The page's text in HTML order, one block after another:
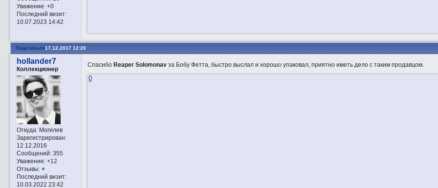
Уважение: +0
Последний визит:
10.07.2023 14:42
Поделиться17.12.2017 12:20
hollander7
Коллекционер
Откуда:Могилев
Зарегистрирован:
12.12.2016
Сообщений:355
Уважение: +12
Отзывы: +
Последний визит:
10.03.2022 23:42
Спасибо Reaper Solomonavза Бобу Фетта, быстро выслал и хорошо упаковал, приятно иметь дело с таким продавцом.
0